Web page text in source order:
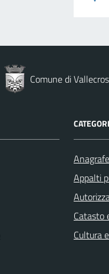
Comune di
Appalti
Catasto
Cultura